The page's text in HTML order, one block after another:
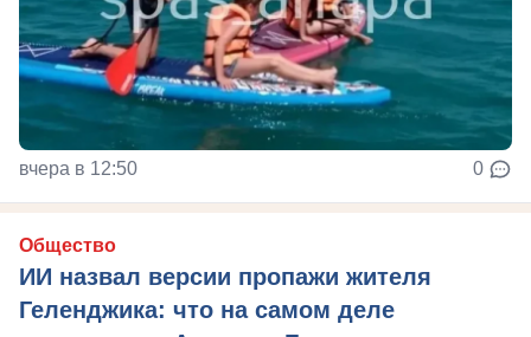
вчера в 12:50 0
Общество
ИИ назвал версии пропажи жителя
Геленджика: что на самом деле